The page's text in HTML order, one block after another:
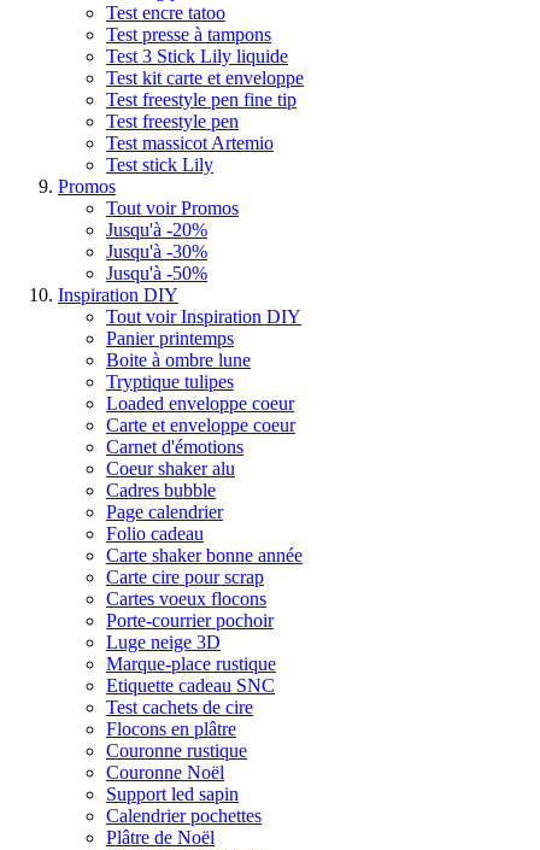
Test encre tatoo
Test presse à tampons
Test 3 Stick Lily liquide
Test kit carte et enveloppe
Test freestyle pen fine tip
Test freestyle pen
Test massicot Artemio
Test stick Lily
Promos
Tout voir Promos
Jusqu'à -20%
Jusqu'à -30%
Jusqu'à -50%
Inspiration DIY
Tout voir Inspiration DIY
Panier printemps
Boite à ombre lune
Tryptique tulipes
Loaded enveloppe coeur
Carte et enveloppe coeur
Carnet d'émotions
Coeur shaker alu
Cadres bubble
Page calendrier
Folio cadeau
Carte shaker bonne année
Carte cire pour scrap
Cartes voeux flocons
Porte-courrier pochoir
Luge neige 3D
Marque-place rustique
Etiquette cadeau SNC
Test cachets de cire
Flocons en plâtre
Couronne rustique
Couronne Noël
Support led sapin
Calendrier pochettes
Plâtre de Noël